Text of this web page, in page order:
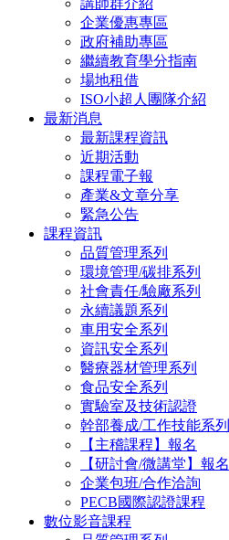
講師群介紹
企業優惠專區
政府補助專區
繼續教育學分指南
場地租借
ISO小超人團隊介紹
最新消息
最新課程資訊
近期活動
課程電子報
產業&文章分享
緊急公告
課程資訊
品質管理系列
環境管理/碳排系列
社會責任/驗廠系列
永續議題系列
車用安全系列
資訊安全系列
醫療器材管理系列
食品安全系列
實驗室及技術認證
幹部養成/工作技能系列
【主稽課程】報名
【研討會/微講堂】報名
企業包班/合作洽詢
PECB國際認證課程
數位影音課程